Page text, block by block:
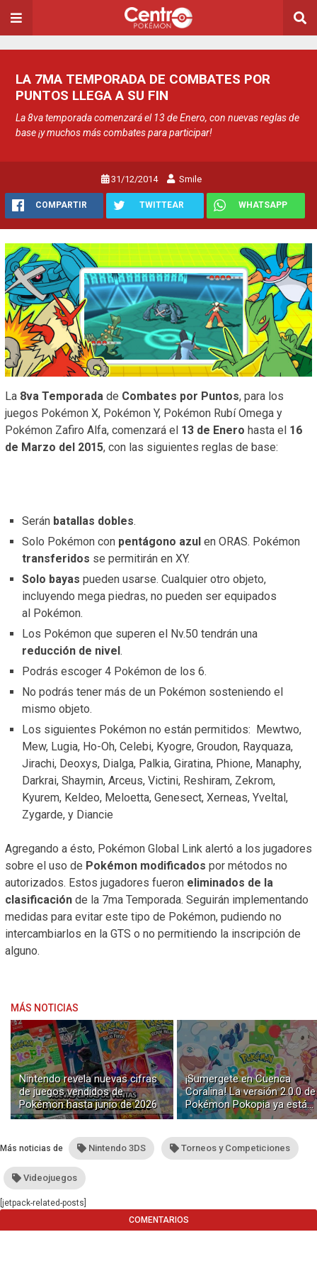
LA 7MA TEMPORADA DE COMBATES POR
PUNTOS LLEGA A SU FIN
La 8va temporada comenzará el 13 de Enero, con nuevas reglas de
base ¡y muchos más combates para participar!
31/12/2014 Smile
COMPARTIR TWITTEAR WHATSAPP
La 8va Temporada de Combates por Puntos, para los
juegos Pokémon X, Pokémon Y, Pokémon Rubí Omega y
Pokémon Zafiro Alfa, comenzará el 13 de Enero hasta el 16
de Marzo del 2015, con las siguientes reglas de base:
Serán batallas dobles.
Solo Pokémon con pentágono azul en ORAS. Pokémon
transferidos se permitirán en XY.
Solo bayas pueden usarse. Cualquier otro objeto,
incluyendo mega piedras, no pueden ser equipados
al Pokémon.
Los Pokémon que superen el Nv.50 tendrán una
reducción de nivel.
Podrás escoger 4 Pokémon de los 6.
No podrás tener más de un Pokémon sosteniendo el
mismo objeto.
Los siguientes Pokémon no están permitidos: Mewtwo,
Mew, Lugia, Ho-Oh, Celebi, Kyogre, Groudon, Rayquaza,
Jirachi, Deoxys, Dialga, Palkia, Giratina, Phione, Manaphy,
Darkrai, Shaymin, Arceus, Victini, Reshiram, Zekrom,
Kyurem, Keldeo, Meloetta, Genesect, Xerneas, Yveltal,
Zygarde, y Diancie
Agregando a ésto, Pokémon Global Link alertó a los jugadores
sobre el uso de Pokémon modificados por métodos no
autorizados. Estos jugadores fueron eliminados de la
clasificación de la 7ma Temporada. Seguirán implementando
medidas para evitar este tipo de Pokémon, pudiendo no
intercambiarlos en la GTS o no permitiendo la inscripción de
alguno.
MÁS NOTICIAS
Nintendo revela nuevas cifras
de juegos vendidos de
Pokémon hasta junio de 2026
¡Sumergete en Cuenca
Coralina! La versión 2.0.0 de
Pokémon Pokopia ya está
disponible con buceo y
Más noticias de Nintendo 3DS Torneos y Competiciones
Videojuegos
[jetpack-related-posts]
COMENTARIOS